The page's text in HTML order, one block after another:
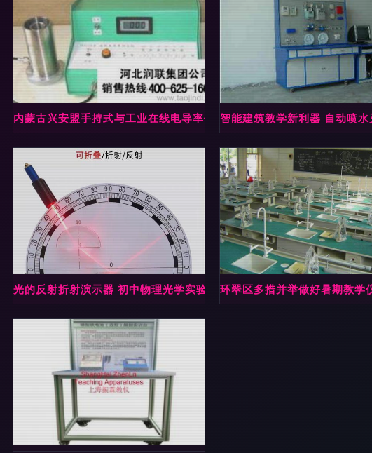
供应者
内蒙古兴安盟手持式与工业在线电导率仪 经典产品价格与厂家图片指南
智能建筑教学新利器 自动喷
科学教育
光的反射折射演示器 初中物理光学实验的得力助手环翠区多措并举做好暑期教学